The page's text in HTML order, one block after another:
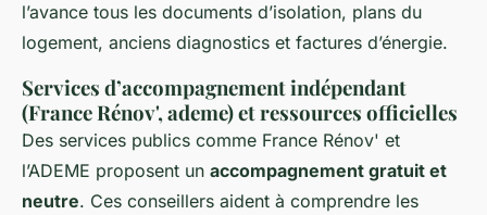
l’avance tous les documents d’isolation, plans du
logement, anciens diagnostics et factures d’énergie.
Services d’accompagnement indépendant
(France Rénov', ademe) et ressources officielles
Des services publics comme France Rénov' et
l’ADEME proposent un accompagnement gratuit et
neutre. Ces conseillers aident à comprendre les